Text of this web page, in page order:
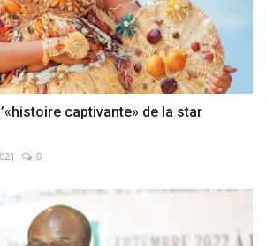
captivante» de la star
0